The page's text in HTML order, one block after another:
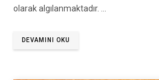
olarak algılanmaktadır. …
DEVAMINI OKU